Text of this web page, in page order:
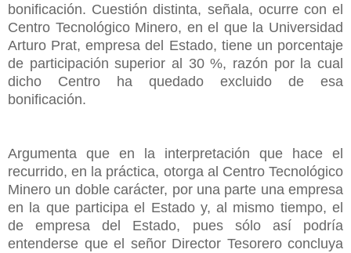
bonificación. Cuestión distinta, señala, ocurre con el
Centro Tecnológico Minero, en el que la Universidad
Arturo Prat, empresa del Estado, tiene un porcentaje
de participación superior al 30 %, razón por la cual
dicho Centro ha quedado excluido de esa
bonificación.
Argumenta que en la interpretación que hace el
recurrido, en la práctica, otorga al Centro Tecnológico
Minero un doble carácter, por una parte una empresa
en la que participa el Estado y, al mismo tiempo, el
de empresa del Estado, pues sólo así podría
entenderse que el señor Director Tesorero concluya